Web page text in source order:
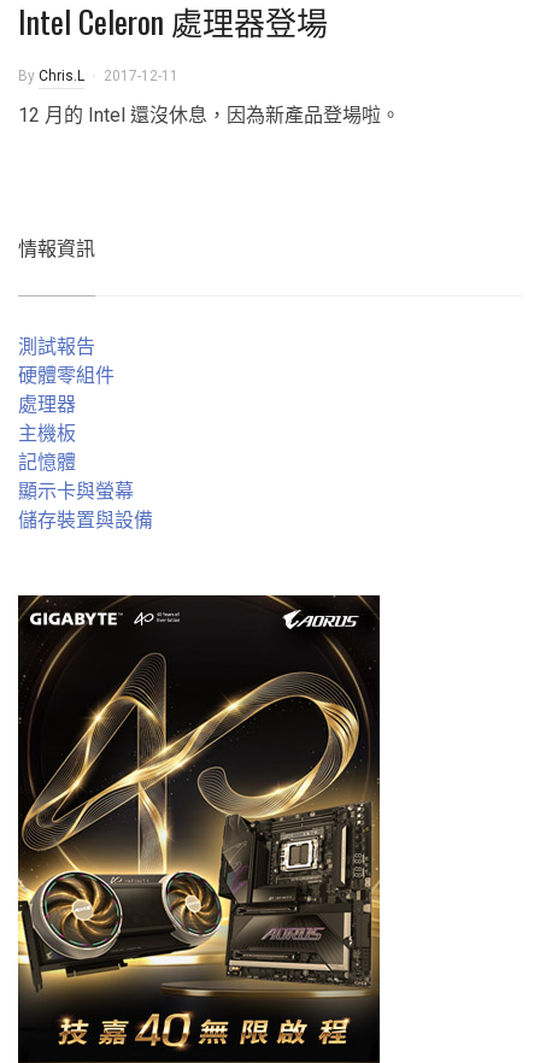
Intel Celeron 處理器登場
By Chris.L 2017-12-11
12 月的 Intel 還沒休息，因為新產品登場啦。
情報資訊
測試報告
硬體零組件
處理器
主機板
記憶體
顯示卡與螢幕
儲存裝置與設備